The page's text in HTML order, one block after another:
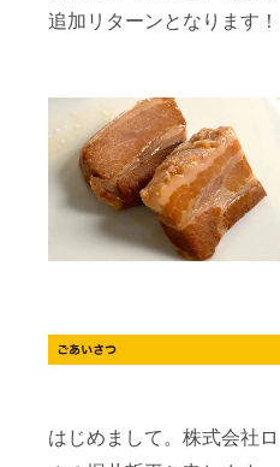
追加リターンとなります！
はじめまして。株式会社ロ